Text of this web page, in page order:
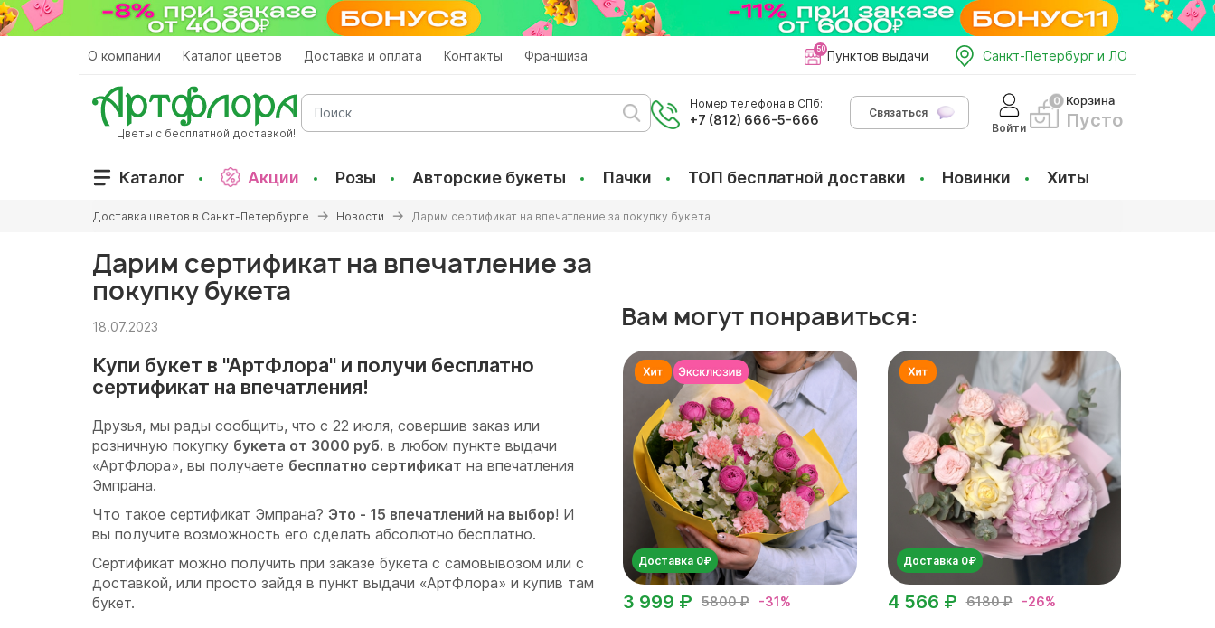
Перейти
к
О компании Каталог цветов Доставка и оплата Контакты Франшиза Пунктов выдачи Санкт-Петербург и ЛО
Цветы с бесплатной доставкой!
Поиск
Номер телефона в СПб:
+7 (812) 666-5-666
Связаться
Войти
Корзина
Пусто
Каталог Акции Розы Авторские букеты Пачки ТОП бесплатной доставки Новинки Хиты
здесь
Доставка цветов в Санкт-Петербурге Новости Дарим сертификат на впечатление за покупку букета
Дарим сертификат на впечатление за
покупку букета
18.07.2023
Купи букет в "АртФлора" и получи бесплатно
сертификат на впечатления!
Друзья, мы рады сообщить, что с 22 июля, совершив заказ или
розничную покупку букета от 3000 руб. в любом пункте выдачи
«АртФлора», вы получаете бесплатно сертификат на впечатления
Эмпрана.
Что такое сертификат Эмпрана? Это - 15 впечатлений на выбор! И
вы получите возможность его сделать абсолютно бесплатно.
Сертификат можно получить при заказе букета с самовывозом или с
доставкой, или просто зайдя в пункт выдачи «АртФлора» и купив там
букет.
Вам могут понравиться:
Доставка 0₽
5800 ₽ -31%
3 999 ₽
Доставка 0₽
6180 ₽ -26%
4 566 ₽